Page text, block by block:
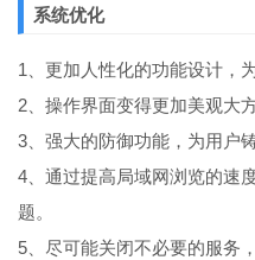
系统优化
1、更加人性化的功能设计，
2、操作界面变得更加美观大
3、强大的防御功能，为用户
4、通过提高局域网浏览的速
题。
5、尽可能关闭不必要的服务